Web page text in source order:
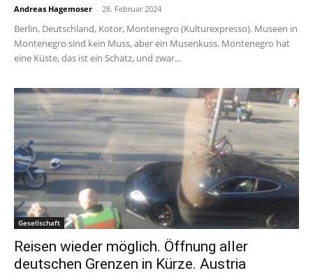
Andreas Hagemoser - 28. Februar 2024
Berlin, Deutschland, Kotor, Montenegro (Kulturexpresso). Museen in
Montenegro sind kein Muss, aber ein Musenkuss. Montenegro hat
eine Küste, das ist ein Schatz, und zwar...
Gesellschaft
Reisen wieder möglich. Öffnung aller
deutschen Grenzen in Kürze. Austria